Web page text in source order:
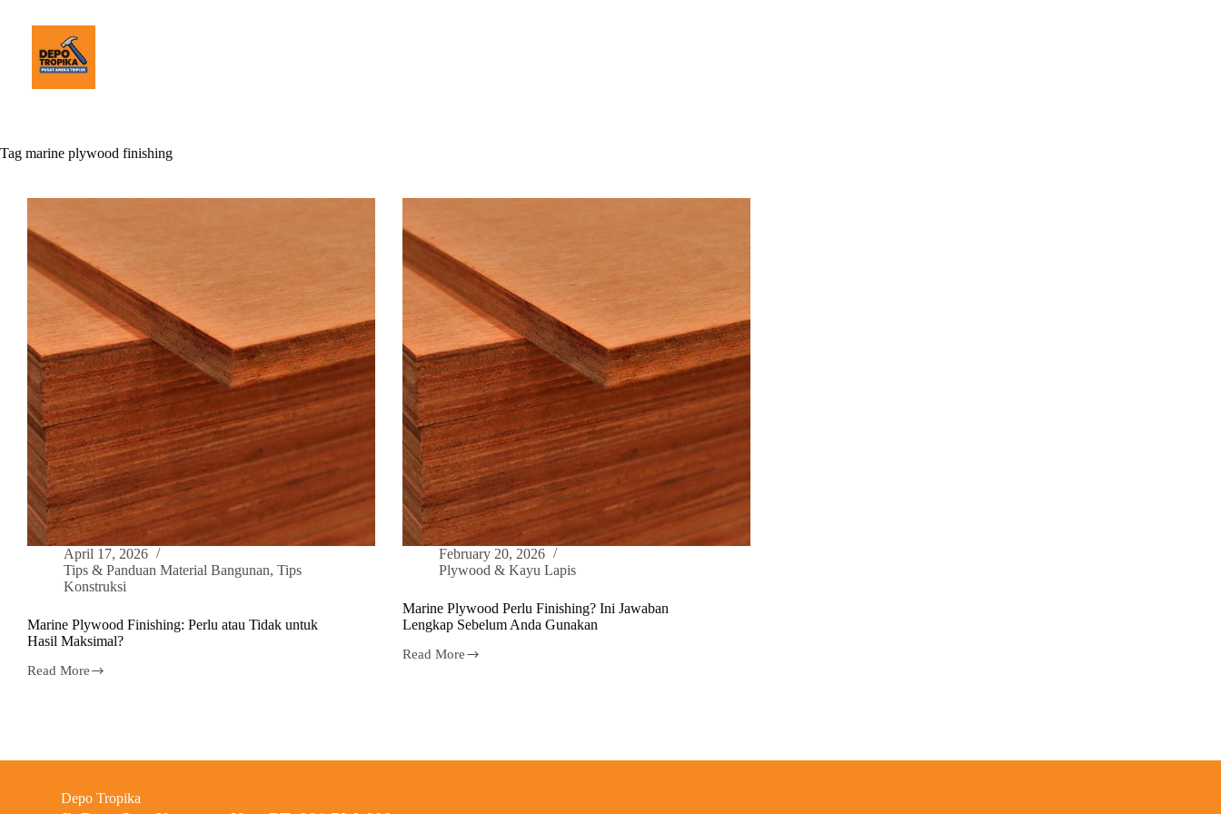
Tag marine plywood finishing
April 17, 2026
Tips & Panduan Material Bangunan, Tips
Konstruksi
Marine Plywood Finishing: Perlu atau Tidak untuk
Hasil Maksimal?
Read More
February 20, 2026
Plywood & Kayu Lapis
Marine Plywood Perlu Finishing? Ini Jawaban
Lengkap Sebelum Anda Gunakan
Read More
Depo Tropika